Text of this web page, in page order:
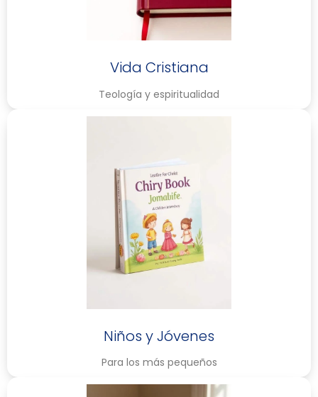
Vida Cristiana
Teología y espiritualidad
Niños y Jóvenes
Para los más pequeños